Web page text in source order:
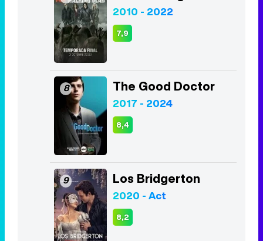
2010 - 2022
7,9
8 The Good Doctor
2017 - 2024
8,4
9 Los Bridgerton
2020 - Act
8,2